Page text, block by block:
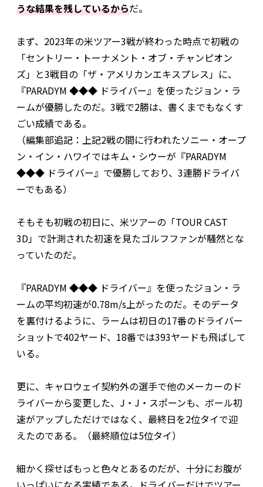
うな結果を残しているからだ。
まず、2023年の米ツアー3戦が終わった時点で初戦の
「セントリー・トーナメント・オブ・チャンピオン
ズ」と3戦目の「ザ・アメリカンエキスプレス」に、
『PARADYM ◆◆◆ ドライバー』を使ったジョン・ラ
ームが優勝したのだ。3戦で2勝は、書くまでもなくす
ごい成績である。
（編集部追記：上記2戦の間に行われたソニー・オープ
ン・イン・ハワイではキム・シウーが『PARADYM
◆◆◆ ドライバー』で優勝しており、3連勝ドライバ
ーでもある）
そもそも初戦の初日に、米ツアーの「TOUR CAST
3D」で計測された初速を見たゴルフファンが騒然とな
っていたのだ。
『PARADYM ◆◆◆ ドライバー』を使ったジョン・ラ
ームの平均初速が0.78m/s上がったのだ。そのデータ
を裏付けるように、ラームは初日の17番のドライバー
ショットで402ヤード、18番では393ヤードも飛ばして
いる。
更に、キャロウェイ契約外の選手で他のメーカーのド
ライバーから変更した、J・J・スポーンも、ボール初
速がアップしただけではなく、最終日を2位タイで迎
えたのである。（最終順位は5位タイ）
細かく探せばもっと色々とあるのだが、十分にお腹が